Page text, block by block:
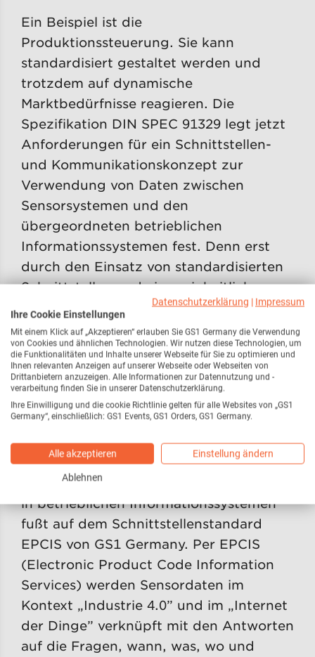
Ein Beispiel ist die
Produktionssteuerung. Sie kann
standardisiert gestaltet werden und
trotzdem auf dynamische
Marktbedürfnisse reagieren. Die
Spezifikation DIN SPEC 91329 legt jetzt
Anforderungen für ein Schnittstellen-
und Kommunikationskonzept zur
Verwendung von Daten zwischen
Sensorsystemen und den
übergeordneten betrieblichen
Informationssystemen fest. Denn erst
durch den Einsatz von standardisierten
Schnittstellen und einer einheitlichen
Sprache wird eine Verknüpfung aller
Anwendungen und aller operativen
Prozesse unternehmensübergreifend
und entlang der gesamten horizontalen
und vertikalen Wertschöpfungskette
möglich.
Die DIN SPEC 91329 „Erweiterung des
EPCIS-Ereignismodells um aggregierte
Produktionsereignisse zur Verwendung
in betrieblichen Informationssystemen“
fußt auf dem Schnittstellenstandard
EPCIS von GS1 Germany. Per EPCIS
(Electronic Product Code Information
Services) werden Sensordaten im
Kontext „Industrie 4.0” und im „Internet
der Dinge” verknüpft mit den Antworten
auf die Fragen, wann, was, wo und
Datenschutzerklärung | Impressum
Ihre Cookie Einstellungen
Mit einem Klick auf „Akzeptieren“ erlauben Sie GS1 Germany die Verwendung
von Cookies und ähnlichen Technologien. Wir nutzen diese Technologien, um
die Funktionalitäten und Inhalte unserer Webseite für Sie zu optimieren und
Ihnen relevanten Anzeigen auf unserer Webseite oder Webseiten von
Drittanbietern anzuzeigen. Alle Informationen zur Datennutzung und -
verarbeitung finden Sie in unserer Datenschutzerklärung.
Ihre Einwilligung und die cookie Richtlinie gelten für alle Websites von „GS1
Germany“, einschließlich: GS1 Events, GS1 Orders, GS1 Germany.
Alle akzeptieren Einstellung ändern
Ablehnen